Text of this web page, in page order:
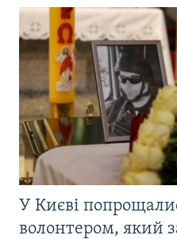
У Києві
волонтером, який